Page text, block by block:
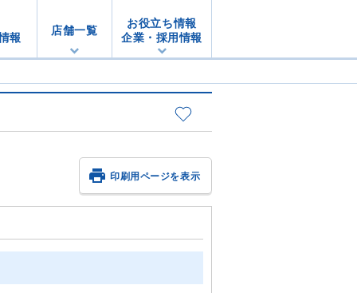
報
店舗一覧
お役立ち情報
企業・採用情報
 印刷用ページを表示